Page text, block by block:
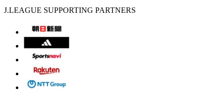
J.LEAGUE SUPPORTING PARTNERS